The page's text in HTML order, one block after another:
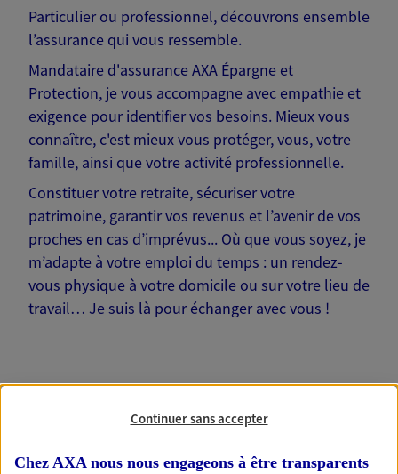
Particulier ou professionnel, découvrons ensemble
l’assurance qui vous ressemble.
Mandataire d'assurance AXA Épargne et
Protection, je vous accompagne avec empathie et
exigence pour identifier vos besoins. Mieux vous
connaître, c'est mieux vous protéger, vous, votre
famille, ainsi que votre activité professionnelle.
Constituer votre retraite, sécuriser votre
patrimoine, garantir vos revenus et l’avenir de vos
proches en cas d’imprévus... Où que vous soyez, je
m’adapte à votre emploi du temps : un rendez-
vous physique à votre domicile ou sur votre lieu de
travail… Je suis là pour échanger avec vous !
Nos offres phares
Continuer sans accepter
Chez AXA nous nous engageons à être transparents